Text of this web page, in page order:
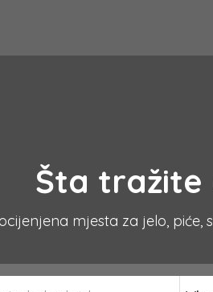
Šta tražite
mjesta za jelo, piće,